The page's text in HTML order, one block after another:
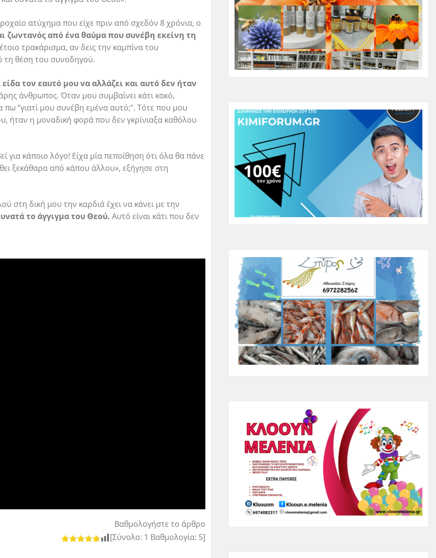
ατύχημα που είχε πριν από σχεδόν 8 χρόνια, ο
ζωντανός από ένα θαύμα που συνέβη εκείνη τη
τρακάρισμα, αν δεις την καμπίνα του
τη θέση του συνοδηγού.
τον εαυτό μου να αλλάζει και αυτό δεν ήταν
άνθρωπος. Όταν μου συμβαίνει κάτι κακό,
“γιατί μου συνέβη εμένα αυτό;”. Τότε που μου
ήταν η μοναδική φορά που δεν γκρίνιαξα καθόλου
για κάποιο λόγο! Είχα μία πεποίθηση ότι όλα θα πάνε
ξεκάθαρα από κάπου άλλου», εξήγησε στη
στη δική μου την καρδιά έχει να κάνει με την
το άγγιγμα του Θεού. Αυτό είναι κάτι που δεν
Βαθμολογήστε το άρθρο
[Σύνολο: 1 Βαθμολογία: 5]